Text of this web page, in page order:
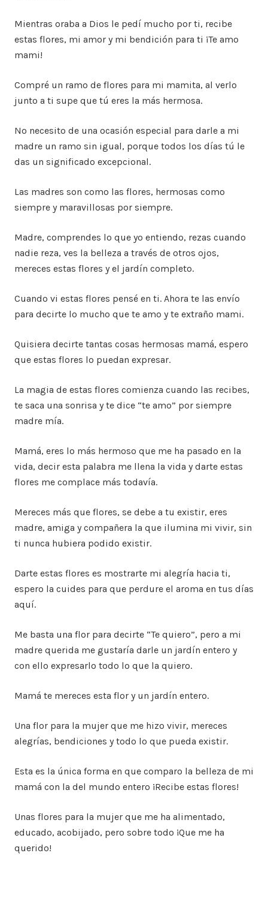
Mientras oraba a Dios le pedí mucho por ti, recibe
estas flores, mi amor y mi bendición para ti ¡Te amo
mami!
Compré un ramo de flores para mi mamita, al verlo
junto a ti supe que tú eres la más hermosa.
No necesito de una ocasión especial para darle a mi
madre un ramo sin igual, porque todos los días tú le
das un significado excepcional.
Las madres son como las flores, hermosas como
siempre y maravillosas por siempre.
Madre, comprendes lo que yo entiendo, rezas cuando
nadie reza, ves la belleza a través de otros ojos,
mereces estas flores y el jardín completo.
Cuando vi estas flores pensé en ti. Ahora te las envío
para decirte lo mucho que te amo y te extraño mami.
Quisiera decirte tantas cosas hermosas mamá, espero
que estas flores lo puedan expresar.
La magia de estas flores comienza cuando las recibes,
te saca una sonrisa y te dice “te amo” por siempre
madre mía.
Mamá, eres lo más hermoso que me ha pasado en la
vida, decir esta palabra me llena la vida y darte estas
flores me complace más todavía.
Mereces más que flores, se debe a tu existir, eres
madre, amiga y compañera la que ilumina mi vivir, sin
ti nunca hubiera podido existir.
Darte estas flores es mostrarte mi alegría hacia ti,
espero la cuides para que perdure el aroma en tus días
aquí.
Me basta una flor para decirte “Te quiero”, pero a mi
madre querida me gustaría darle un jardín entero y
con ello expresarlo todo lo que la quiero.
Mamá te mereces esta flor y un jardín entero.
Una flor para la mujer que me hizo vivir, mereces
alegrías, bendiciones y todo lo que pueda existir.
Esta es la única forma en que comparo la belleza de mi
mamá con la del mundo entero ¡Recibe estas flores!
Unas flores para la mujer que me ha alimentado,
educado, acobijado, pero sobre todo ¡Que me ha
querido!